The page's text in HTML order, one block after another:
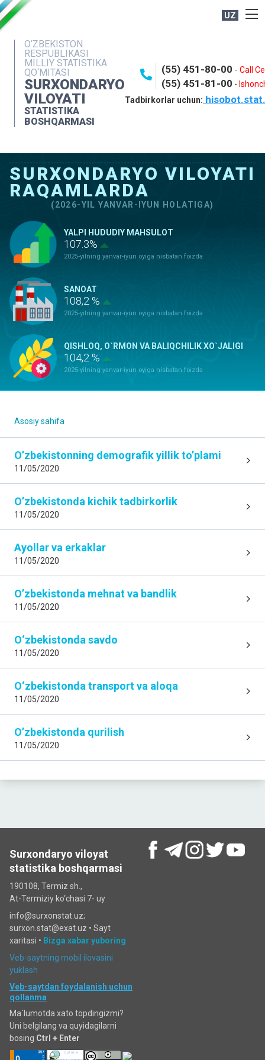
UZ
O‘ZBEKISTON
RESPUBLIKASI
MILLIY STATISTIKA
QO‘MITASI
SURXONDARYO
VILOYATI
STATISTIKA
BOSHQARMASI
(55) 451-80-00 -Call
(55) 451-81-00 -
Tadbirkorlar uchun:
OCHIQ MA'LUMOTLAR
NASHRLAR
INTERAKTIV XIZMATLAR
MATBUOT XIZMATI
SURXONDARYO VILOYATI
RAQAMLARDA
(2026-YIL YANVAR-IYUN HOLATIGA)
YALPI HUDUDIY MAHSULOT
107.3%
2025-yilning yanvar-iyun oyiga nisbatan foizda
SANOAT
108,2 %
2025-yilning yanvar-iyun oyiga nisbatan foizda
QISHLOQ, O`RMON VA BALIQCHILIK XO`JALIGI
104,2 %
2025-yilning yanvar-iyun oyiga nisbatan foizda
QURILISH ISHLARI
2025-yilning yanvar-iyun oyiga nisbatan foizda
109,8 %
YO'LOVCHI AYLANMASI
2025-yilning yanvar-iyun oyiga nisbatan foizda
119,2 %
XIZMATLAR
Asosiy sahifa
O’zbekistonning demografik yillik to’plami
11/05/2020
O’zbekistonda kichik tadbirkorlik
11/05/2020
Ayollar va erkaklar
11/05/2020
O’zbekistonda mehnat va bandlik
11/05/2020
O‘zbekistondа sаvdo
11/05/2020
O‘zbekistondа trаnsport vа аloqа
11/05/2020
O’zbekistonda qurilish
11/05/2020
Surxondaryo viloyat
statistika boshqarmasi
190108, Termiz sh.,
At-Termiziy ko‘chasi 7- uy
info@surxonstat.uz;
surxon.stat@exat.uz • Sayt
xaritasi • Bizga xabar yuboring
Veb-saytning mobil ilovasini
yuklash
Veb-saytdan foydalanish uchun
qollanma
Ma`lumotda xato topdingizmi?
Uni belgilang va quyidagilarni
bosing Ctrl + Enter